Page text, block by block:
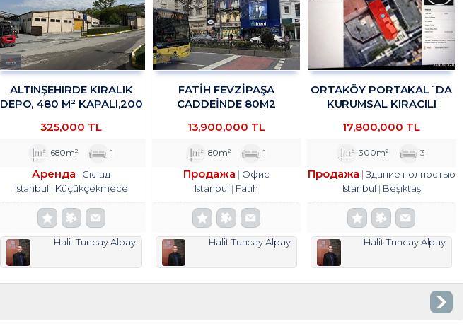
ALTINŞEHIRDE KIRALIK
DEPO, 480 M² KAPALI,200
325,000 TL
680m² 1
Аренда
Склад
Istanbul
Küçükçekmece
Halit Tuncay Alpay
FATİH FEVZİPAŞA
CADDEİNDE 80M2
TROYKADAN
13,900,000 TL
80m² 1
Продажа
Офис
Istanbul
Fatih
Halit Tuncay Alpay
ORTAKÖY PORTAKAL`DA
KURUMSAL KIRACILI
TROYKADAN
17,800,000 TL
300m² 3
Продажа
Здание полностью
Istanbul
Beşiktaş
Halit Tuncay Alpay